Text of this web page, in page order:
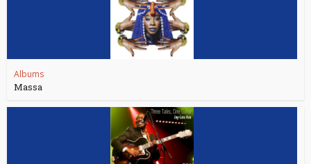
Albums
Massa